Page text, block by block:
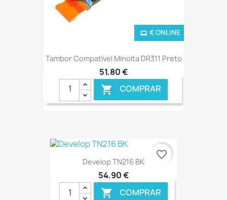
Tambor Compatível Minolta DR311 Preto
51,80 €
 COMPRAR
€ ONLINE
Develop TN216 BK
54,90 €
 COMPRAR
favorite_border